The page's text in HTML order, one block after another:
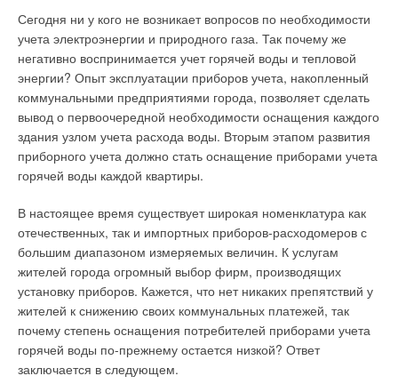
Сегодня ни у кого не возникает вопросов по необходимости
учета электроэнергии и природного газа. Так почему же
негативно воспринимается учет горячей воды и тепловой
энергии? Опыт эксплуатации приборов учета, накопленный
коммунальными предприятиями города, позволяет сделать
вывод о первоочередной необходимости оснащения каждого
здания узлом учета расхода воды. Вторым этапом развития
приборного учета должно стать оснащение приборами учета
горячей воды каждой квартиры.
В настоящее время существует широкая номенклатура как
отечественных, так и импортных приборов-расходомеров с
большим диапазоном измеряемых величин. К услугам
жителей города огромный выбор фирм, производящих
установку приборов. Кажется, что нет никаких препятствий у
жителей к снижению своих коммунальных платежей, так
почему степень оснащения потребителей приборами учета
горячей воды по-прежнему остается низкой? Ответ
заключается в следующем.
дымохода и предотвращения отрыва пламени от горелок
теплогенераторов.
Подача холодного воздуха зимой может привести к
обмерзанию дымоотводов теплогенераторов 1- и 2-го этажей
здания и к работе дымохода во влажном режиме.
Следующий недостаток работы теплогенераторов для
систем поквартирного теплоснабжения в России связан с
температурой холодной воды, подаваемой в
теплогенератор. Европейские стандарты ориентируются на
температуру 10°С, в наших условиях зимой она имеет
значение 2–5°С.
В характеристиках зарубежных теплогенераторов
предусмотрен максимальный подогрев воды для нужд
горячего водоснабжения на ∆t = 45°С (от 10 до 55°С). В
наших условиях количество горячей воды требуемой
температуры будет значительно меньше, чем определено в
характеристиках теплогенератора. В этих случаях следует
предусматривать установку бойлеров косвенного нагрева
проектирование, строительство и эксплуатацию
поквартирных систем теплоснабжения в новых и
реконструируемых жилых зданиях высотой до 10 этажей
включительно.
В качестве теплогенератора для ПТ разрешается
использовать только автоматизированные газовые котлы с
закрытой камерой сгорания. Тепловая мощность их при
размещении в кухнях не должна превышать 60 кВт. КПД
безопасности— обеспечивать отключение подачи газа по
семи аварийным показателям.
Для производства горячей воды котлы должны иметь
встроенный контур горячего водоснабжения или
возможность присоединения емкостного водо-водяного
бойлера. Для целей ПТ разрешается использовать как
напольные, так и настенные газовые котлы. Однако с учетом
очевидного для каждого квартиросъемщика желания иметь